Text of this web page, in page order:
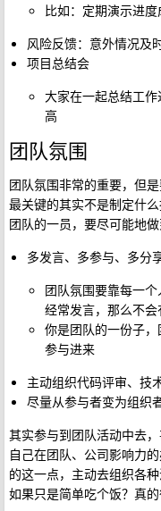
比如：定期演示进度
风险反馈：意外情况及
项目总结会
大家在一起总结工
高
团队氛围
团队氛围非常的重要，但
最关键的其实不是制定什
团队的一员，要尽可能地
多发言、多参与、多分
团队氛围要靠每一
经常发言，那么不
你是团队的一份子
参与进来
主动组织代码评审、技
尽量从参与者变为组织
其实参与到团队活动中去
自己在团队、公司影响力
的这一点，主动去组织各
如果只是简单吃个饭？真的